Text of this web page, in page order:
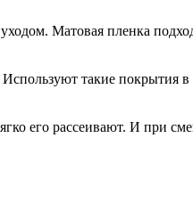
Матовая пленка
такие покрытия
его рассеивают. И при